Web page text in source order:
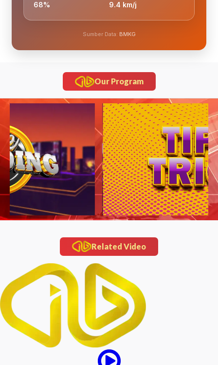
68% 9.4 km/j
Sumber Data: BMKG
Our Program
Related Video